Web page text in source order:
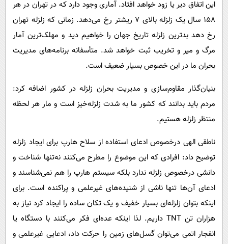
این اتفاق دیر یا زود خواهد افتاد. آماری وجود دارد که در تهران در هر
158 سال یک زلزله بالای 7 ریشتر رخ می‌دهد. زمانی که زلزله تهران
رخ دهد بدترین زلزله تاریخ جهان را خواهیم دید و مهلک‌ترین آمار
مرگ و میر و تخریب ثبت خواهد شد. متأسفانه برنامه‌های مدیریت
بحران ما در این خصوص بسیار ضعیف است.
بنیان‌گذار مقاوم‌سازی و مدیریت بحران زلزله در کشور اضافه کرد:
مردم باید بدانند که کشور ما به شدت زلزله‌خیز است و مار هر لحظه
منتظر زلزله هستیم.
ناطقی الهی درخصوص ادعای استفاده از سلاح هارپ برای ایجاد زلزله
توضیح داد: افرادی که این موضوع را مطرح می‌کنند نه‌تنها شناخت و
دانشی درخصوص زلزله ندارد بلکه سیستم هارپ را هم نمی‌شناسند و
ادعای آن‌ها تنها ناشی از شنیده‌های غیرعلمی و پراکنده است. برای
اینکه بتوان زلزله‌ای بسیار خفیف و یک تکان ساده را ایجاد کرد نیاز به
هزاران تن TNT داریم. لذا اینکه عده‌ای فکر می‌کنند با دستگاه یا
انفجار اتمی می‌توان گسل‌های زمین را حرکت داد، ادعایی غیرعلمی و